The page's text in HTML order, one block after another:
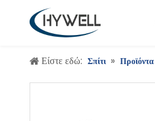
Είστε εδώ: Σπίτι » Προϊόντα